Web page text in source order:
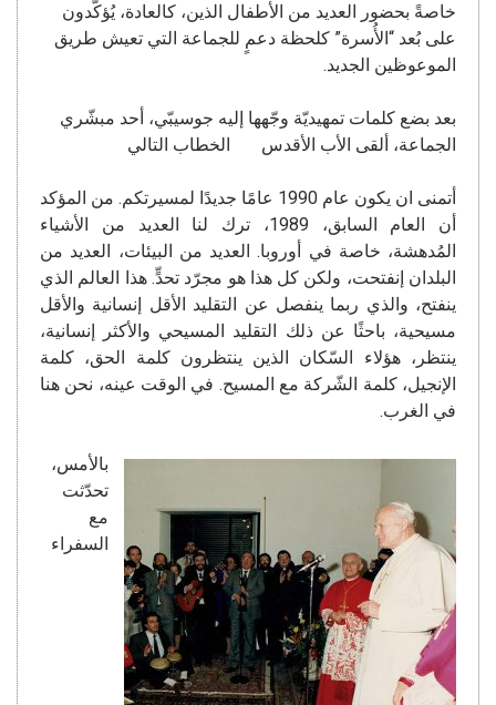
خاصةً بحضور العديد من الأطفال الذين، كالعادة، يُؤكّدون
على بُعد “الأُسرة” كلحظة دعمٍ للجماعة التي تعيش طريق
الموعوظين الجديد.
بعد بضع كلمات تمهيديّة وجّهها إليه جوسيبّي، أحد مبشّري
الجماعة، ألقى الأب الأقدس الخطاب التالي
أتمنى ان يكون عام 1990 عامًا جديدًا لمسيرتكم. من المؤكد
أن العام السابق، 1989، ترك لنا العديد من الأشياء
المُدهشة، خاصة في أوروبا. العديد من البيئات، العديد من
البلدان إنفتحت، ولكن كل هذا هو مجرّد تحدٍّ. هذا العالم الذي
ينفتح، والذي ربما ينفصل عن التقليد الأقل إنسانية والأقل
مسيحية، باحثًا عن ذلك التقليد المسيحي والأكثر إنسانية،
ينتظر، هؤلاء السّكان الذين ينتظرون كلمة الحق، كلمة
الإنجيل، كلمة الشّركة مع المسيح. في الوقت عينه، نحن هنا
في الغرب.
بالأمس،
تحدّثت
مع
السفراء